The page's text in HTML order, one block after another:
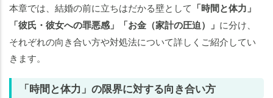
本章では、結婚の前に立ちはだかる壁として 「時間と体力」
「彼氏・彼女への罪悪感」「お金（家計の圧迫）」 に分け、
それぞれの向き合い方や対処法について詳しくご紹介してい
きます。
「時間と体力」の限界に対する向き合い方